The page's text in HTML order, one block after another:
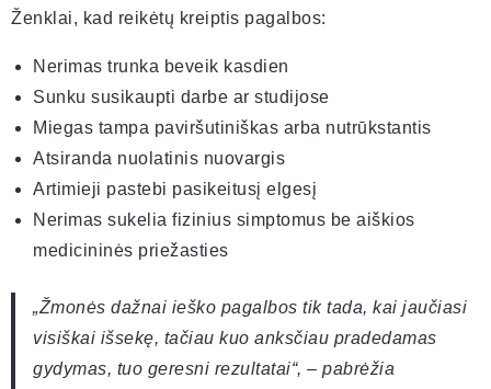
Ženklai, kad reikėtų kreiptis pagalbos:
Nerimas trunka beveik kasdien
Sunku susikaupti darbe ar studijose
Miegas tampa paviršutiniškas arba nutrūkstantis
Atsiranda nuolatinis nuovargis
Artimieji pastebi pasikeitusį elgesį
Nerimas sukelia fizinius simptomus be aiškios
medicininės priežasties
„Žmonės dažnai ieško pagalbos tik tada, kai jaučiasi
visiškai išsekę, tačiau kuo anksčiau pradedamas
gydymas, tuo geresni rezultatai“, – pabrėžia